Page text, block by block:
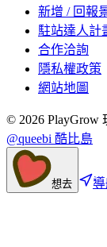
新增 / 回報
駐站達人計
合作洽詢
隱私權政策
網站地圖
© 2026 PlayGrow
@queebi 酷比島
想去